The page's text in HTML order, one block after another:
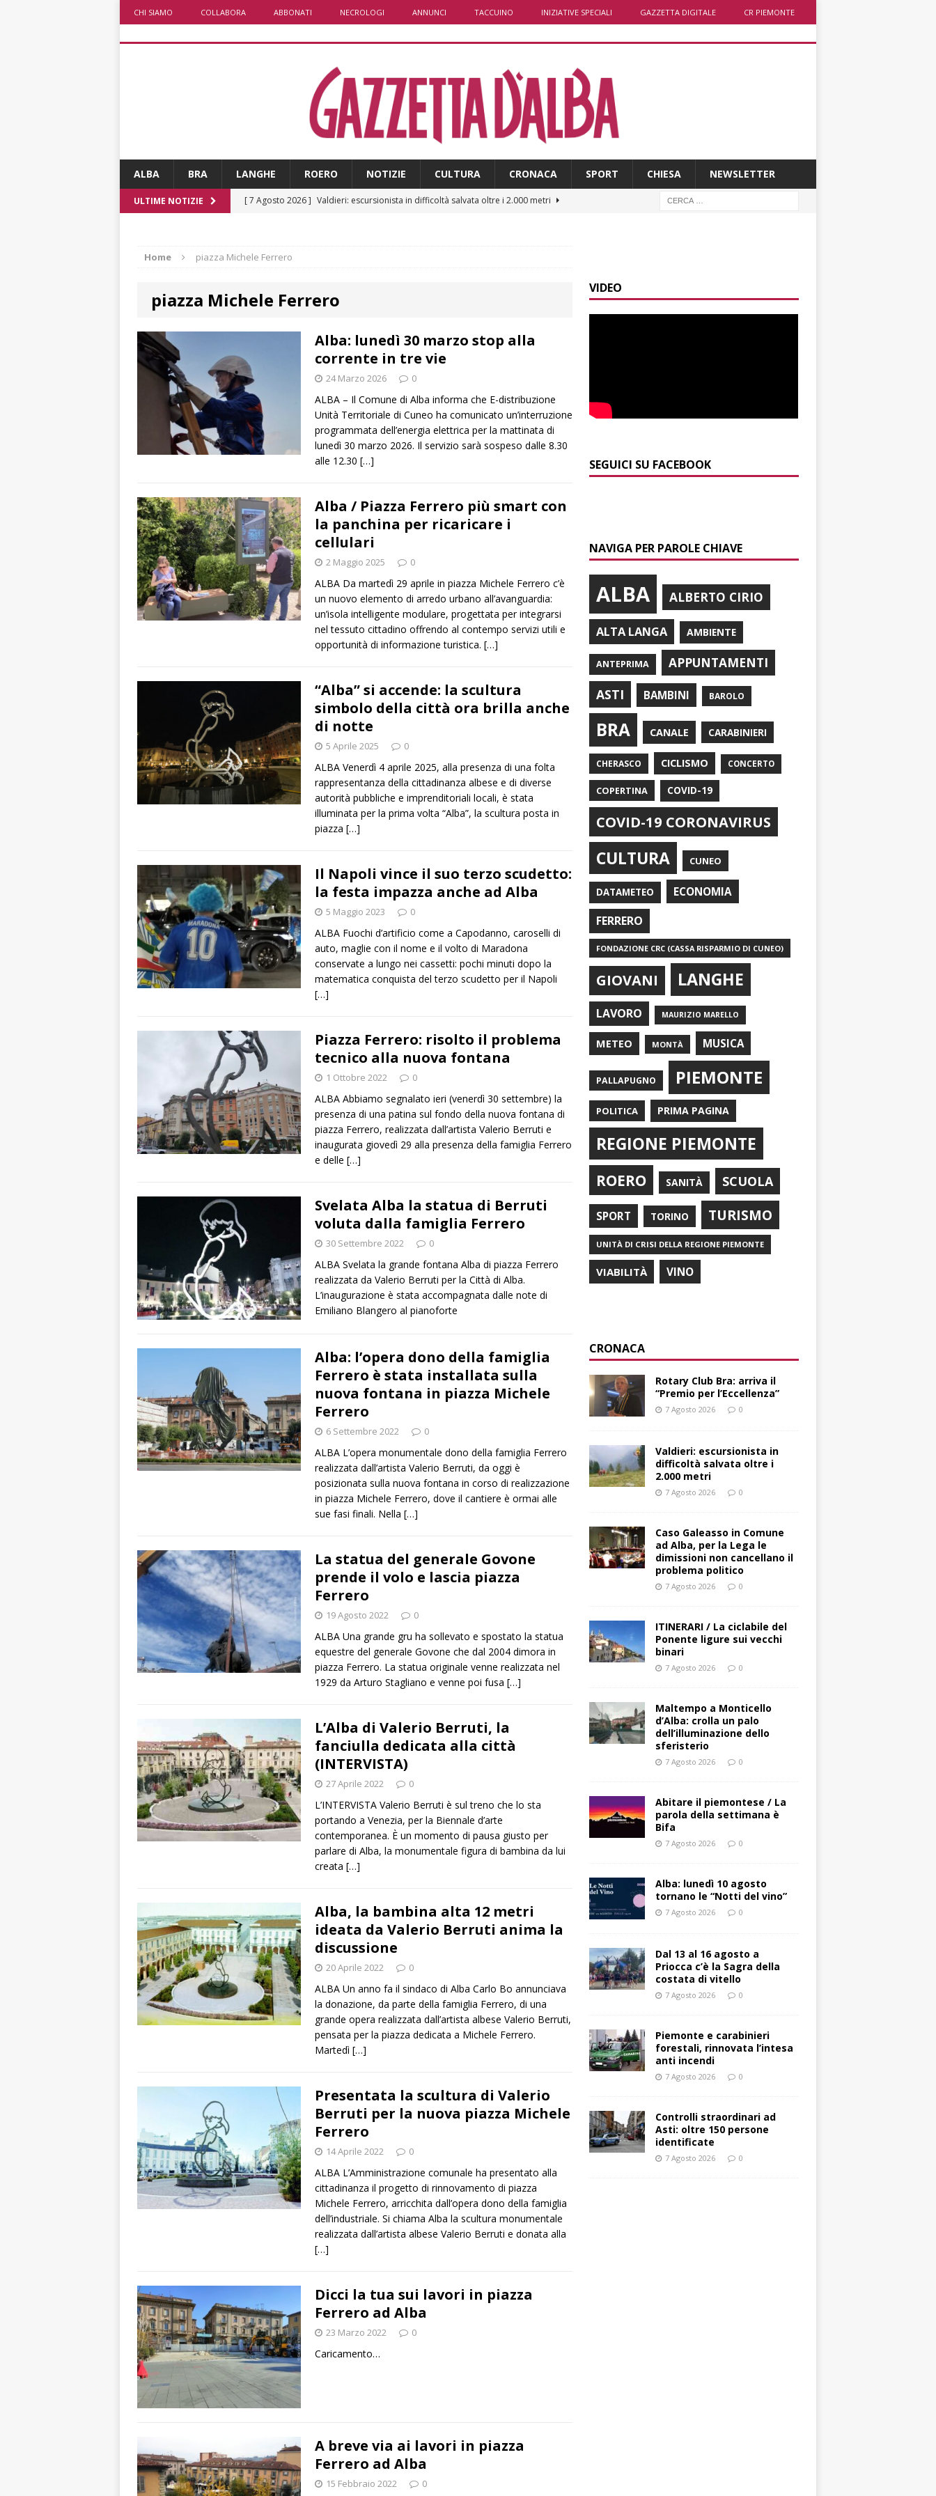
CHI SIAMO COLLABORA ABBONATI NECROLOGI ANNUNCI TACCUINO INIZIATIVE SPECIALI GAZZETTA DIGITALE CR PIEMONTE
ALBA BRA LANGHE ROERO NOTIZIE CULTURA CRONACA SPORT CHIESA NEWSLETTER
ULTIME NOTIZIE [ 7 Agosto 2026 ] Valdieri: escursionista in difficoltà salvata oltre i 2.000 metri
[ 7 Agosto 2026 ] ITINERARI / La ciclabile del Ponente ligure sui vecchi binari
Maltempo a Monticello d’Alba: crolla un palo dell’illuminazione
dello sferisterio
PRIMO PIANO
[ 7 Agosto 2026 ]
CULTURA
[ 7 Agosto 2026 ]
Alba: lunedì 10 agosto tornano le “Notti del vino”
ALBA
Dal 13 al 16 agosto a Priocca c’è la Sagra della costata di
[ 7 Agosto 2026 ]
Rotary Club Bra: arriva il “Premio per l’Eccellenza” BRA
Home piazza Michele Ferrero
piazza Michele Ferrero
Alba: lunedì 30 marzo stop alla
corrente in tre vie
24 Marzo 2026 0
ALBA – Il Comune di Alba informa che E-distribuzione
Unità Territoriale di Cuneo ha comunicato un’interruzione
programmata dell’energia elettrica per la mattinata di
lunedì 30 marzo 2026. Il servizio sarà sospeso dalle 8.30
alle 12.30 […]
Alba / Piazza Ferrero più smart con
la panchina per ricaricare i
cellulari
2 Maggio 2025 0
ALBA Da martedì 29 aprile in piazza Michele Ferrero c’è
un nuovo elemento di arredo urbano all’avanguardia:
un’isola intelligente modulare, progettata per integrarsi
nel tessuto cittadino offrendo al contempo servizi utili e
opportunità di informazione turistica. […]
“Alba” si accende: la scultura
simbolo della città ora brilla anche
di notte
5 Aprile 2025 0
ALBA Venerdì 4 aprile 2025, alla presenza di una folta
rappresentanza della cittadinanza albese e di diverse
autorità pubbliche e imprenditoriali locali, è stata
illuminata per la prima volta “Alba”, la scultura posta in
piazza […]
Il Napoli vince il suo terzo scudetto:
la festa impazza anche ad Alba
5 Maggio 2023 0
ALBA Fuochi d’artificio come a Capodanno, caroselli di
auto, maglie con il nome e il volto di Maradona
conservate a lungo nei cassetti: pochi minuti dopo la
matematica conquista del terzo scudetto per il Napoli
[…]
Piazza Ferrero: risolto il problema
tecnico alla nuova fontana
1 Ottobre 2022 0
ALBA Abbiamo segnalato ieri (venerdì 30 settembre) la
presenza di una patina sul fondo della nuova fontana di
piazza Ferrero, realizzata dall’artista Valerio Berruti e
inaugurata giovedì 29 alla presenza della famiglia Ferrero
e delle […]
Svelata Alba la statua di Berruti
voluta dalla famiglia Ferrero
30 Settembre 2022 0
ALBA Svelata la grande fontana Alba di piazza Ferrero
realizzata da Valerio Berruti per la Città di Alba.
L’inaugurazione è stata accompagnata dalle note di
Emiliano Blangero al pianoforte
Alba: l’opera dono della famiglia
Ferrero è stata installata sulla
nuova fontana in piazza Michele
Ferrero
6 Settembre 2022 0
ALBA L’opera monumentale dono della famiglia Ferrero
realizzata dall’artista Valerio Berruti, da oggi è
posizionata sulla nuova fontana in corso di realizzazione
in piazza Michele Ferrero, dove il cantiere è ormai alle
sue fasi finali. Nella […]
La statua del generale Govone
prende il volo e lascia piazza
Ferrero
19 Agosto 2022 0
ALBA Una grande gru ha sollevato e spostato la statua
equestre del generale Govone che dal 2004 dimora in
piazza Ferrero. La statua originale venne realizzata nel
1929 da Arturo Stagliano e venne poi fusa […]
L’Alba di Valerio Berruti, la
fanciulla dedicata alla città
(INTERVISTA)
27 Aprile 2022 0
L’INTERVISTA Valerio Berruti è sul treno che lo sta
portando a Venezia, per la Biennale d’arte
contemporanea. È un momento di pausa giusto per
parlare di Alba, la monumentale figura di bambina da lui
creata […]
Alba, la bambina alta 12 metri
ideata da Valerio Berruti anima la
discussione
20 Aprile 2022 0
ALBA Un anno fa il sindaco di Alba Carlo Bo annunciava
la donazione, da parte della famiglia Ferrero, di una
grande opera realizzata dall’artista albese Valerio Berruti,
pensata per la piazza dedicata a Michele Ferrero.
Martedì […]
Presentata la scultura di Valerio
Berruti per la nuova piazza Michele
Ferrero
14 Aprile 2022 0
ALBA L’Amministrazione comunale ha presentato alla
cittadinanza il progetto di rinnovamento di piazza
Michele Ferrero, arricchita dall’opera dono della famiglia
dell’industriale. Si chiama Alba la scultura monumentale
realizzata dall’artista albese Valerio Berruti e donata alla
[…]
Dicci la tua sui lavori in piazza
Ferrero ad Alba
23 Marzo 2022 0
Caricamento…
A breve via ai lavori in piazza
Ferrero ad Alba
15 Febbraio 2022 0
VIDEO
SEGUICI SU FACEBOOK
NAVIGA PER PAROLE CHIAVE
ALBA ALBERTO CIRIO
ALTA LANGA AMBIENTE
ANTEPRIMA
APPUNTAMENTI
ASTI
BAMBINI BAROLO
BRA CANALE CARABINIERI
CHERASCO CICLISMO CONCERTO
COPERTINA COVID-19
COVID-19 CORONAVIRUS
CULTURA CUNEO
DATAMETEO ECONOMIA
FERRERO
FONDAZIONE CRC (CASSA RISPARMIO DI CUNEO)
GIOVANI LANGHE
LAVORO MAURIZIO MARELLO
METEO MONTÀ MUSICA
PALLAPUGNO PIEMONTE
POLITICA PRIMA PAGINA
REGIONE PIEMONTE
ROERO SANITÀ SCUOLA
SPORT TORINO TURISMO
UNITÀ DI CRISI DELLA REGIONE PIEMONTE
VIABILITÀ VINO
CRONACA
Rotary Club Bra: arriva il
“Premio per l’Eccellenza”
7 Agosto 2026 0
Valdieri: escursionista in
difficoltà salvata oltre i
2.000 metri
7 Agosto 2026 0
Caso Galeasso in Comune
ad Alba, per la Lega le
dimissioni non cancellano il
problema politico
7 Agosto 2026 0
ITINERARI / La ciclabile del
Ponente ligure sui vecchi
binari
7 Agosto 2026 0
Maltempo a Monticello
d’Alba: crolla un palo
dell’illuminazione dello
sferisterio
7 Agosto 2026 0
Abitare il piemontese / La
parola della settimana è
Bifa
7 Agosto 2026 0
Alba: lunedì 10 agosto
tornano le “Notti del vino”
7 Agosto 2026 0
Dal 13 al 16 agosto a
Priocca c’è la Sagra della
costata di vitello
7 Agosto 2026 0
Piemonte e carabinieri
forestali, rinnovata l’intesa
anti incendi
7 Agosto 2026 0
Controlli straordinari ad
Asti: oltre 150 persone
identificate
7 Agosto 2026 0